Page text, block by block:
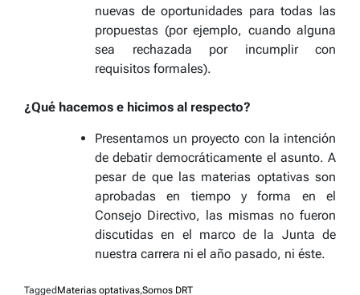
nuevas de oportunidades para todas las
propuestas (por ejemplo, cuando alguna
sea rechazada por incumplir con
requisitos formales).
¿Qué hacemos e hicimos al respecto?
Presentamos un proyecto con la intención
de debatir democráticamente el asunto. A
pesar de que las materias optativas son
aprobadas en tiempo y forma en el
Consejo Directivo, las mismas no fueron
discutidas en el marco de la Junta de
nuestra carrera ni el año pasado, ni éste.
Tagged Materias optativas,Somos DRT